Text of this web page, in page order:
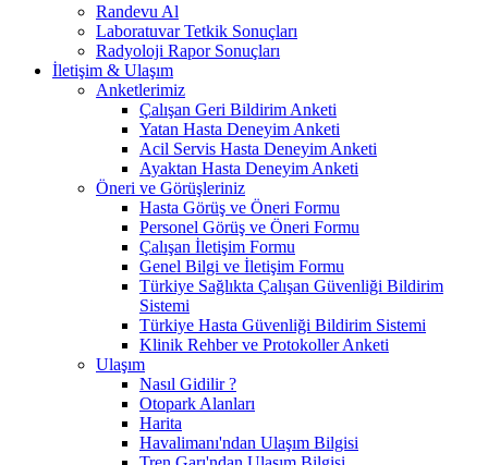
Randevu Al
Laboratuvar Tetkik Sonuçları
Radyoloji Rapor Sonuçları
İletişim & Ulaşım
Anketlerimiz
Çalışan Geri Bildirim Anketi
Yatan Hasta Deneyim Anketi
Acil Servis Hasta Deneyim Anketi
Ayaktan Hasta Deneyim Anketi
Öneri ve Görüşleriniz
Hasta Görüş ve Öneri Formu
Personel Görüş ve Öneri Formu
Çalışan İletişim Formu
Genel Bilgi ve İletişim Formu
Türkiye Sağlıkta Çalışan Güvenliği Bildirim
Sistemi
Türkiye Hasta Güvenliği Bildirim Sistemi
Klinik Rehber ve Protokoller Anketi
Ulaşım
Nasıl Gidilir ?
Otopark Alanları
Harita
Havalimanı'ndan Ulaşım Bilgisi